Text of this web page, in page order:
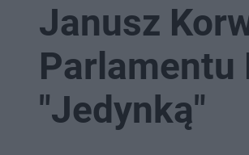
Janusz
Parlamentu
"Jedynką"